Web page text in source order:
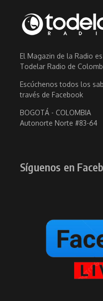
El Magazin de la Radio
Todelar Radio de
Escúchenos todos los
través de Facebook
BOGOTÁ - COLOMBIA
Autonorte Norte #83-64
Síguenos en